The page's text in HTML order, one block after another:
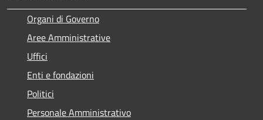
Organi di Governo
Aree Amministrative
Uffici
Enti e fondazioni
Politici
Personale Amministrativo